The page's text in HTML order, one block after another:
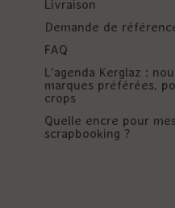
Livraison
Demande de
FAQ
L'agenda Kerglaz :
marques préférées,
crops
Quelle encre pour
scrapbooking ?